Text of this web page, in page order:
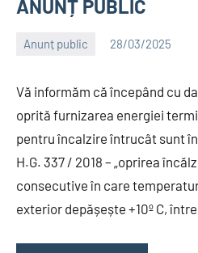
ANUNȚ PUBLIC
Anunț public 28/03/2025
Alexandru
Vă informăm că începând cu
oprită furnizarea energiei
pentru încalzire întrucât sunt
H.G. 337 / 2018 – „oprirea
consecutive în care
exterior depășește +10º C,